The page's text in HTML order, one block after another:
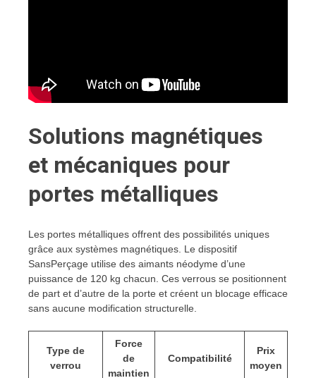
Solutions magnétiques
et mécaniques pour
portes métalliques
Les portes métalliques offrent des possibilités uniques
grâce aux systèmes magnétiques. Le dispositif
SansPerçage utilise des aimants néodyme d’une
puissance de 120 kg chacun. Ces verrous se positionnent
de part et d’autre de la porte et créent un blocage efficace
sans aucune modification structurelle.
Type de
verrou
Force
de
maintien
Compatibilité
Prix
moyen